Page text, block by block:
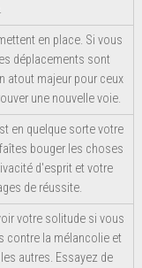
en place. Si vous
déplacements sont
atout majeur pour ceux
une nouvelle voie.
en quelque sorte votre
bouger les choses
d'esprit et votre
de réussite.
votre solitude si vous
contre la mélancolie et
autres. Essayez de